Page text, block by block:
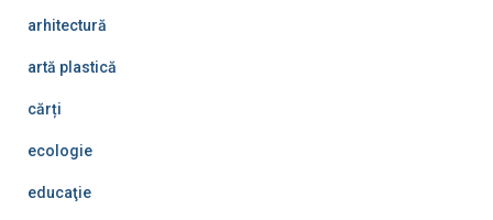
arhitectură
artă plastică
cărți
ecologie
educaţie